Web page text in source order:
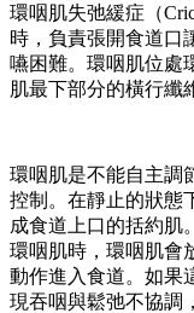
環咽肌失弛緩症（
時，負責張開食道口
嚥困難。環咽肌位處
肌最下部分的橫行纖
環咽肌是不能自主調
控制。在靜止的狀態
成食道上口的括約肌
環咽肌時，環咽肌會
動作進入食道。如果
現吞咽與鬆弛不協調